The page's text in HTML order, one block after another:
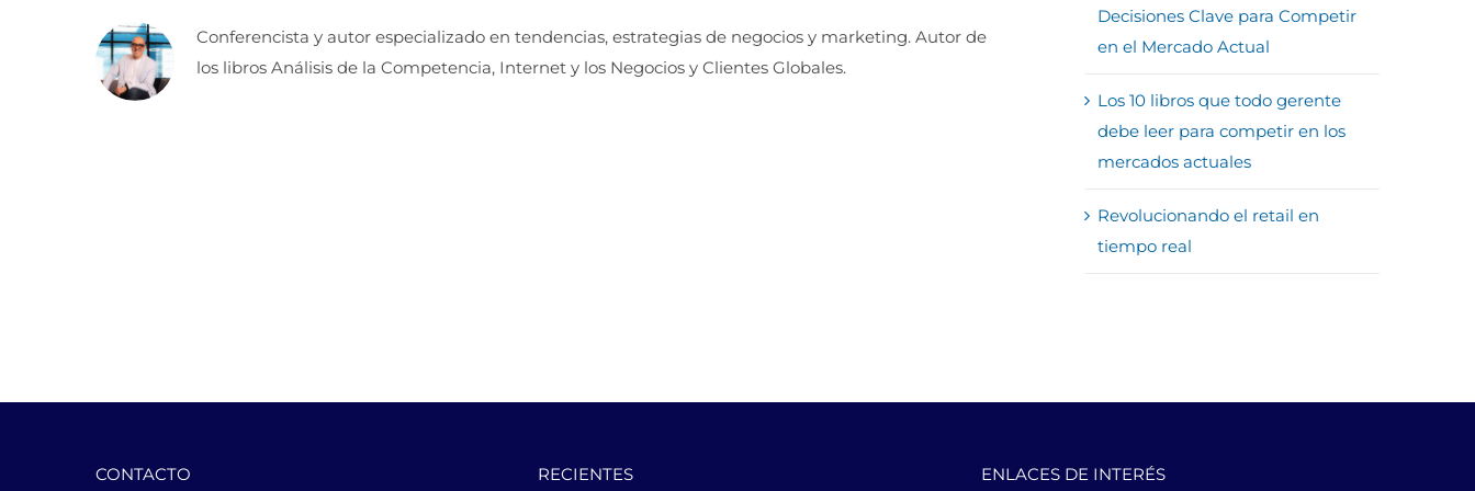
Conferencista y autor especializado en tendencias, estrategias de negocios y marketing. Autor de
los libros Análisis de la Competencia, Internet y los Negocios y Clientes Globales.
Decisiones Clave para Competir
en el Mercado Actual
Los 10 libros que todo gerente
debe leer para competir en los
mercados actuales
Revolucionando el retail en
tiempo real
CONTACTO RECIENTES ENLACES DE INTERÉS